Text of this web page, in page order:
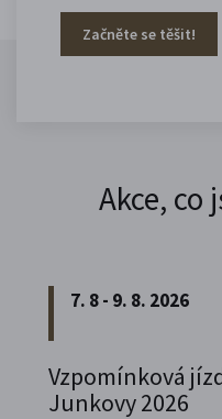
Začněte se těšit!
Akce, co
7. 8 - 9. 8. 2026
Vzpomínková
Junkovy 2026